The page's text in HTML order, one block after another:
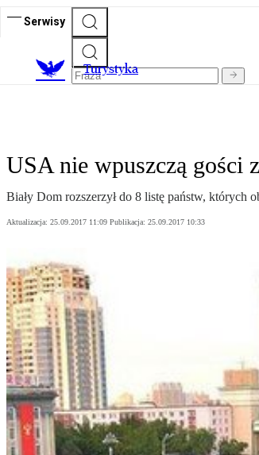
Serwisy
Turystyka
USA nie wpuszczą gości
Biały Dom rozszerzył do 8 listę państw, których
Aktualizacja: 25.09.2017 11:09 Publikacja: 25.09.2017 10:33